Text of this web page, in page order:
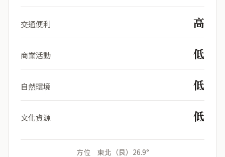
交通便利 高
商業活動 低
自然環境 低
文化資源 低
方位 東北（艮）26.9°